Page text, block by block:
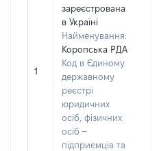
1
зареєстрована
в Україні
Найменування:
Коропська РДА
Код в Єдиному
державному
реєстрі
юридичних
осіб, фізичних
осіб –
підприємців та